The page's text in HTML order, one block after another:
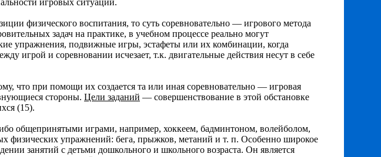
игровых ситуаций.
физического воспитания, то суть соревновательно — игрового метода
задач на практике, в учебном процессе реально могут
упражнения, подвижные игры, эстафеты или их комбинации, когда
игрой и соревновании исчезает, т.к. двигательные действия несут в себе
что при помощи их создается та или иная соревноватeльно — игровая
стороны. Цели заданий — совершенствование в этой обстановке
(15).
общепринятыми играми, например, хоккеем, бадминтоном, волейболом,
физических упражнений: бега, прыжков, метаний и т. п. Особенно широкое
занятий с детьми дошкольного и школьного возраста. Он является